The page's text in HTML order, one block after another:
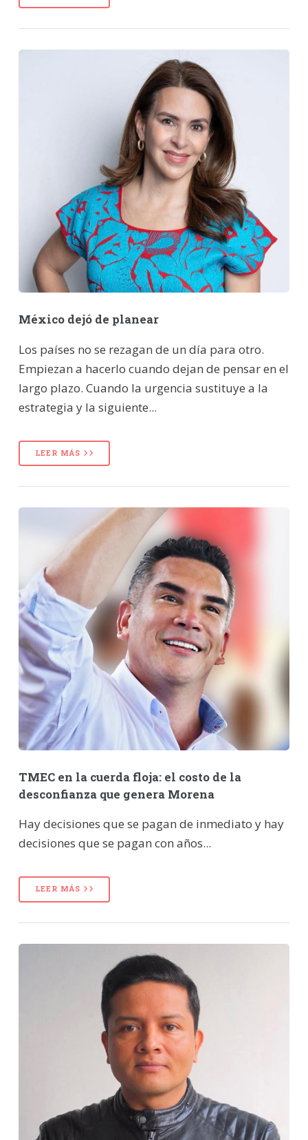
México dejó de planear
Los países no se rezagan de un día para otro.
Empiezan a hacerlo cuando dejan de pensar en el
largo plazo. Cuando la urgencia sustituye a la
estrategia y la siguiente...
LEER MÁS
TMEC en la cuerda floja: el costo de la
desconfianza que genera Morena
Hay decisiones que se pagan de inmediato y hay
decisiones que se pagan con años...
LEER MÁS